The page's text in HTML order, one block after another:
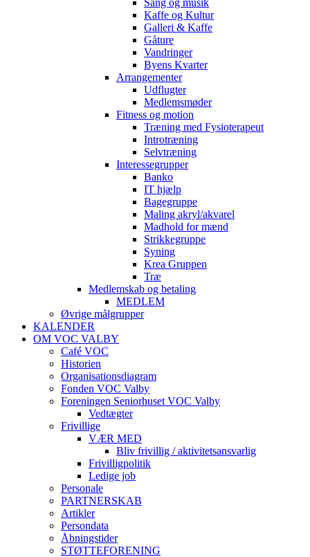
Sang og musik
Kaffe og Kultur
Galleri & Kaffe
Gåture
Vandringer
Byens Kvarter
Arrangementer
Udflugter
Medlemsmøder
Fitness og motion
Træning med Fysioterapeut
Introtræning
Selvtræning
Interessegrupper
Banko
IT hjælp
Bagegruppe
Maling akryl/akvarel
Madhold for mænd
Strikkegruppe
Syning
Krea Gruppen
Træ
Medlemskab og betaling
MEDLEM
Øvrige målgrupper
KALENDER
OM VOC VALBY
Café VOC
Historien
Organisationsdiagram
Fonden VOC Valby
Foreningen Seniorhuset VOC Valby
Vedtægter
Frivillige
VÆR MED
Bliv frivillig / aktivitetsansvarlig
Frivilligpolitik
Ledige job
Personale
PARTNERSKAB
Artikler
Persondata
Åbningstider
STØTTEFORENING